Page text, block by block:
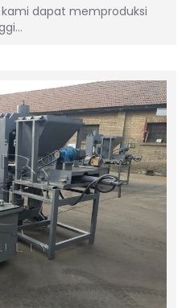
kami dapat memproduksi